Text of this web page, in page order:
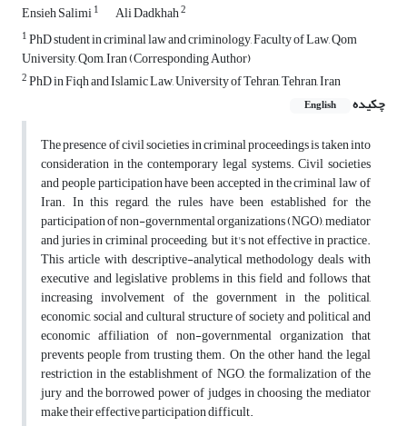
Ensieh Salimi1 Ali Dadkhah2
1PhD student in criminal law and criminology, Faculty of Law, Qom
University, Qom, Iran (Corresponding Author)
2PhD in Fiqh and Islamic Law, University of Tehran, Tehran, Iran
چکیده
English
The presence of civil societies in criminal proceedings is taken into
consideration in the contemporary legal systems. Civil societies
and people participation have been accepted in the criminal law of
Iran. In this regard, the rules have been established for the
participation of non-governmental organizations (NGO), mediator
and juries in criminal proceeding, but it's not effective in practice.
This article with descriptive-analytical methodology deals with
executive and legislative problems in this field and follows that
increasing involvement of the government in the political,
economic, social and cultural structure of society and political and
economic affiliation of non-governmental organization that
prevents people from trusting them. On the other hand, the legal
restriction in the establishment of NGO, the formalization of the
jury and the borrowed power of judges in choosing the mediator
make their effective participation difficult.